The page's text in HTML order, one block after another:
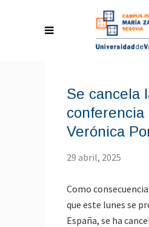
Se cancela
conferencia
Verónica
29 abril, 2025
Como
que este lunes se
España, se ha